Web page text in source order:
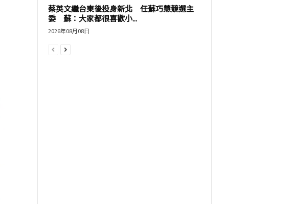
蔡英文繼台東後投身新北 任蘇巧慧競選主
委 蘇：大家都很喜歡小...
2026年08月08日